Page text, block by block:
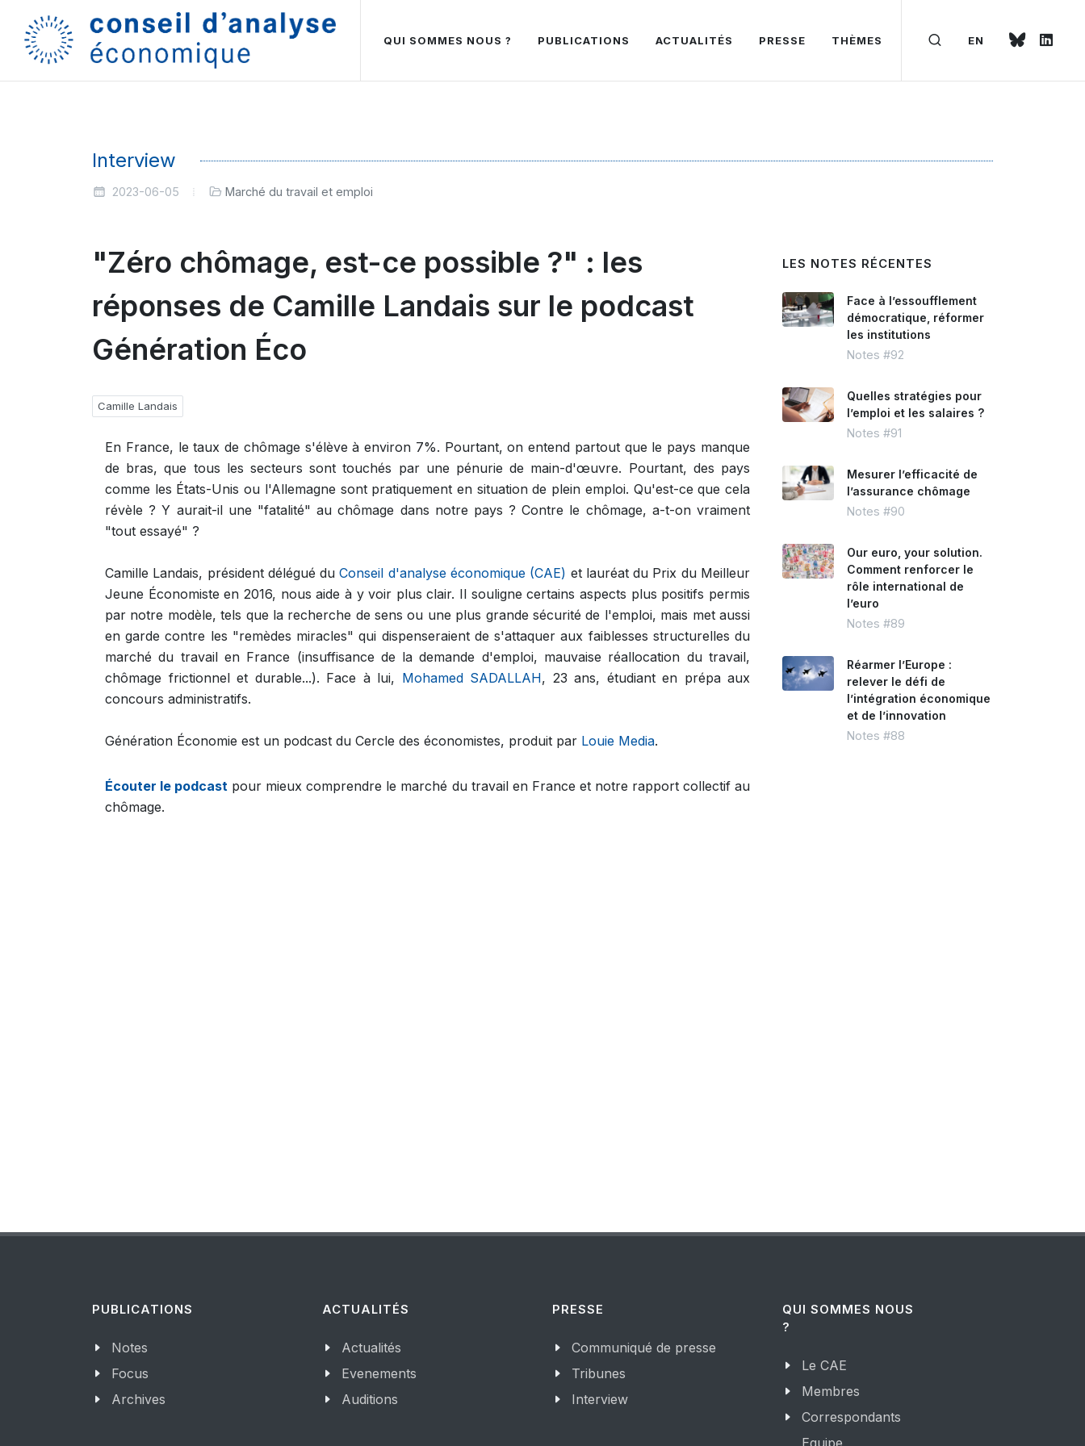
EN
QUI SOMMES NOUS ? PUBLICATIONS ACTUALITÉS PRESSE THÈMES
Interview
2023-06-05 Marché du travail et emploi
"Zéro chômage, est-ce possible ?" : les
réponses de Camille Landais sur le podcast
Génération Éco
Camille Landais
En France, le taux de chômage s'élève à environ 7%. Pourtant, on entend partout que le pays manque
de bras, que tous les secteurs sont touchés par une pénurie de main-d'œuvre. Pourtant, des pays
comme les États-Unis ou l'Allemagne sont pratiquement en situation de plein emploi. Qu'est-ce que cela
révèle ? Y aurait-il une "fatalité" au chômage dans notre pays ? Contre le chômage, a-t-on vraiment
"tout essayé" ?
Camille Landais, président délégué duConseil d'analyse économique (CAE) et lauréat du Prix du Meilleur
Jeune Économiste en 2016, nous aide à y voir plus clair. Il souligne certains aspects plus positifs permis
par notre modèle, tels que la recherche de sens ou une plus grande sécurité de l'emploi, mais met aussi
en garde contre les "remèdes miracles" qui dispenseraient de s'attaquer aux faiblesses structurelles du
marché du travail en France (insuffisance de la demande d'emploi, mauvaise réallocation du travail,
chômage frictionnel et durable...). Face à lui, Mohamed SADALLAH, 23 ans, étudiant en prépa aux
concours administratifs.
Génération Économie est un podcast du Cercle des économistes, produit par Louie Media.
Écouter le podcast pour mieux comprendre le marché du travail en France et notre rapport collectif au
chômage.
LES NOTES RÉCENTES
Face à l’essoufflement
démocratique, réformer
les institutions
Notes #92
Quelles stratégies pour
l’emploi et les salaires ?
Notes #91
Mesurer l’efficacité de
l’assurance chômage
Notes #90
Our euro, your solution.
Comment renforcer le
rôle international de
l’euro
Notes #89
Réarmer l’Europe :
relever le défi de
l’intégration économique
et de l’innovation
Notes #88
PUBLICATIONS
Notes
Focus
Archives
ACTUALITÉS
Actualités
Evenements
Auditions
PRESSE
Communiqué de presse
Tribunes
Interview
QUI SOMMES NOUS
?
Le CAE
Membres
Correspondants
Equipe